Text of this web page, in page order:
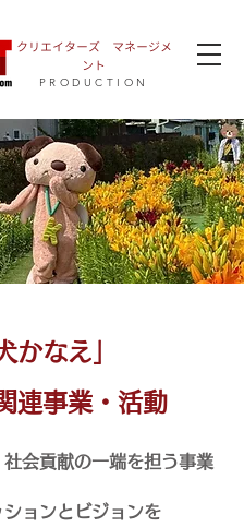
​クリエイターズ マネージメ
ント
PRODUCTION
かなえ」
業・活動
社会貢献の一端を担う事業
ションとビジョンを